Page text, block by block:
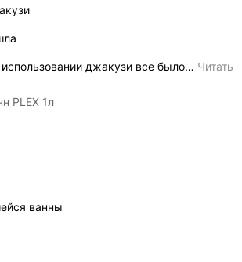
джакузи все было… Читать
PLEX 1л
ванны